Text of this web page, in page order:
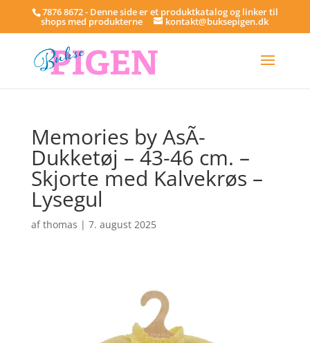
7876 8672 - Denne side er et produktkatalog og linker til
shops med produkterne kontakt@buksepigen.dk
Memories by AsÃ­
Dukketøj – 43-46 cm. –
Skjorte med Kalvekrøs –
Lysegul
afthomas | 7. august 2025